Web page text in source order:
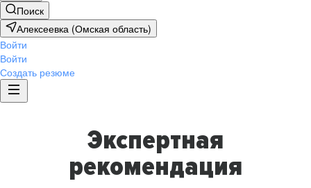
Поиск
Алексеевка (Омская область)
Войти
Войти
Создать резюме
Экспертная
рекомендация